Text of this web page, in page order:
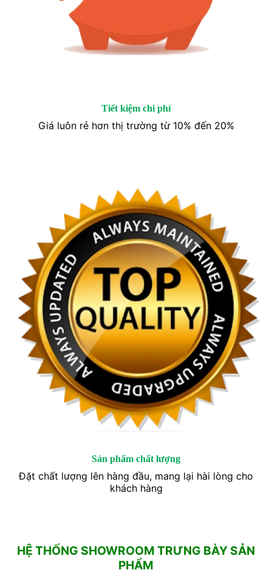
Tiết kiệm chi phí
Giá luôn rẻ hơn thị trường từ 10% đến 20%
Sản phẩm chất lượng
Đặt chất lượng lên hàng đầu, mang lại hài lòng cho
khách hàng
HỆ THỐNG SHOWROOM TRƯNG BÀY SẢN
PHẨM